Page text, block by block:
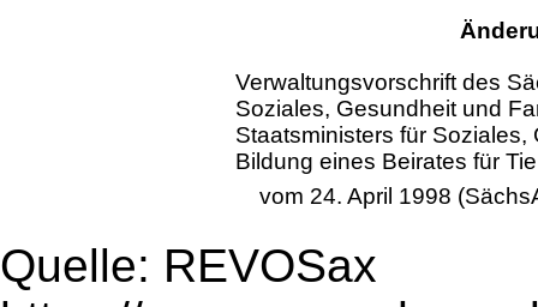
Verwaltungsvorschrift des
Soziales, Gesundheit und
Staatsministers für
Bildung eines Beirates für
vom 24. April 1998
Quelle: REVOSax